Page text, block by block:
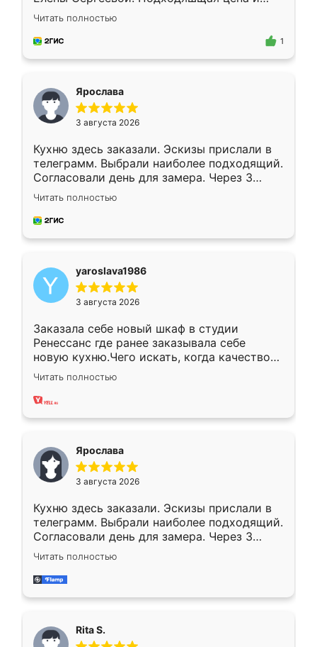
короткие сроки изготовления. Приехавший
для замера сотрудник Владислав
предложил по моему эскизу самый
Читать полностью
1
Ярослава
3 августа 2026
Кухню здесь заказали. Эскизы прислали в
телеграмм. Выбрали наиболее подходящий.
Согласовали день для замера. Через 3
недели кухня была уже готова. Остались
довольны работой. Спасибо Ренессанс
мебель за качественную работу!
Читать полностью
yaroslava1986
3 августа 2026
Заказала себе новый шкаф в студии
Ренессанс где ранее заказывала себе
новую кухню.Чего искать, когда качеством
вполне довольна. Служит кухня уже почти
два года, нареканий нет.
Читать полностью
Ярослава
3 августа 2026
Кухню здесь заказали. Эскизы прислали в
телеграмм. Выбрали наиболее подходящий.
Согласовали день для замера. Через 3
недели кухня была уже готова. Остались
довольны работой. Спасибо Ренессанс
мебель за качественную работу!
Читать полностью
Rita S.